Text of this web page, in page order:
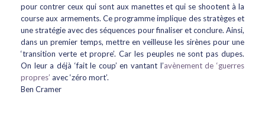
pour contrer ceux qui sont aux manettes et qui se shootent à la
course aux armements. Ce programme implique des stratèges et
une stratégie avec des séquences pour finaliser et conclure. Ainsi,
dans un premier temps, mettre en veilleuse les sirènes pour une
‘transition verte et propre’. Car les peuples ne sont pas dupes.
On leur a déjà ‘fait le coup’ en vantant l’avènement de ‘guerres
propres’ avec ‘zéro mort’.
Ben Cramer